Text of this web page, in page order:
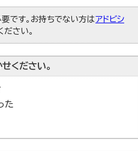
です。お持ちでない方はアドビシ
ださい。
ください。
た